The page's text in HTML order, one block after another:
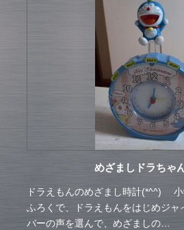
めざましドラちゃ
ドラえもんのめざまし時計(*^^)
ふろくで、ドラえもんをはじめジャ
バーの声を選んで、めざましの…